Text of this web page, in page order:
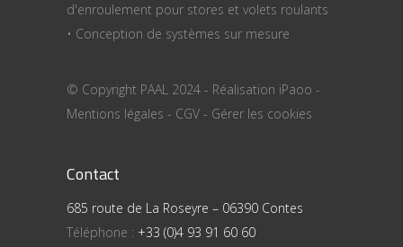
d'enroulement pour stores et volets roulants
• Conception de systèmes sur mesure
© Copyright PAAL 2024 - Réalisation iPaoo -
Mentions légales - CGV - Gérer les cookies
Contact
685 route de La Roseyre – 06390 Contes
Téléphone : +33 (0)4 93 91 60 60